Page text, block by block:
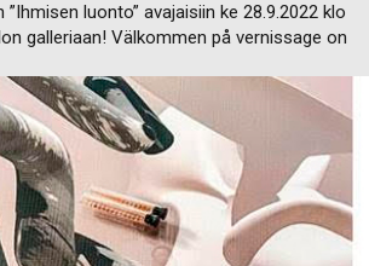
luonto” avajaisiin ke 28.9.2022 klo
galleriaan! Välkommen på vernissage on